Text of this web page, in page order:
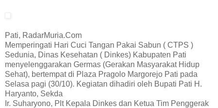
Pati, RadarMuria.Com
Memperingati Hari Cuci Tangan Pakai Sabun ( CTPS )
Sedunia, Dinas Kesehatan ( Dinkes) Kabupaten Pati
menyelenggarakan Germas (Gerakan Masyarakat Hidup
Sehat), bertempat di Plaza Pragolo Margorejo Pati pada
Selasa pagi (30/10). Kegiatan dihadiri oleh Bupati Pati H.
Haryanto, Sekda
Ir. Suharyono, Plt Kepala Dinkes dan Ketua Tim Penggerak